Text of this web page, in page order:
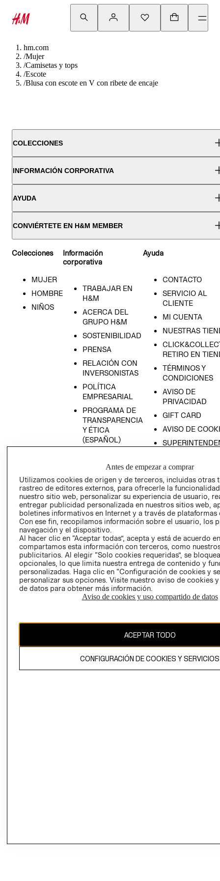
hm.com
/Mujer
/Camisetas y tops
/Escote
/Blusa con escote en V con ribete de encaje
COLECCIONES
INFORMACIÓN CORPORATIVA
AYUDA
CONVIÉRTETE EN H&M MEMBER
Colecciones
MUJER
HOMBRE
NIÑOS
Información
corporativa
TRABAJAR EN
H&M
ACERCA DEL
GRUPO H&M
SOSTENIBILIDAD
PRENSA
RELACIÓN CON
INVERSONISTAS
POLÍTICA
EMPRESARIAL
PROGRAMA DE
TRANSPARENCIA
Y ÉTICA
(ESPAÑOL)
TRANSPARENCIA
Ayuda
CONTACTO
SERVICIO AL
CLIENTE
MI CUENTA
NUESTRAS
RETIRO EN
TÉRMINOS Y
CONDICIONES
AVISO DE
PRIVACIDAD
GIFT CARD
AVISO DE
PETICIONES
QUEJAS Y
RECLAMOS
Colombia ($)
CAMBIAR REGIÓN
El contenido de esta página web está protegido por copyright y es
propiedad de H&M Hennes & Mauritz AB.
Antes de empezar a comprar
Utilizamos cookies de origen y de terceros, incluidas otras
rastreo de editores externos, para ofrecerle la
nuestro sitio web, personalizar su experiencia de usuario,
entregar publicidad personalizada en nuestros sitios web,
boletines informativos en Internet y a través de plataformas
Con ese fin, recopilamos información sobre el usuario, los
navegación y el dispositivo.
Al hacer clic en “Aceptar todas”, acepta y está de acuerdo
compartamos esta información con terceros, como
publicitarios. Al elegir “Solo cookies requeridas”, se
opcionales, lo que limita nuestra entrega de contenido y
personalizadas. Haga clic en “Configuración de cookies y
personalizar sus opciones. Visite nuestro aviso de cookies
de datos para obtener más información.
Aviso de cookies y uso compartido de datos
ACEPTAR TODO
CONFIGURACIÓN DE COOKIES Y SERVICIOS